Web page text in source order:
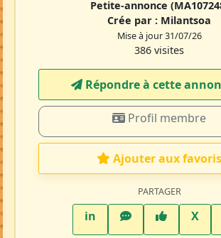
Petite-annonce
Crée par : Milantsoa
Mise à jour 31/07/26
386 visites
Répondre à cette
Profil membre
Ajouter aux favoris
PARTAGER
inLinkedInWhatsAppFacebook
X